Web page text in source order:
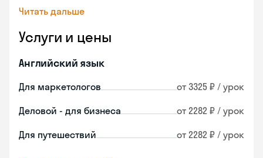
Читать дальше
Услуги и цены
Английский язык
Для маркетологов от 3325 ₽ / урок
Деловой - для бизнеса от 2282 ₽ / урок
Для путешествий от 2282 ₽ / урок